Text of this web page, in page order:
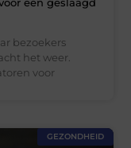
bezoekers
het weer.
voor
GEZONDHEID